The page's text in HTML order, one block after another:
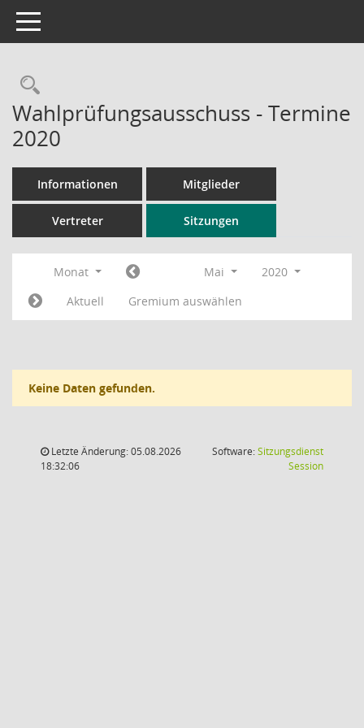
Toggle navigation
Rechercheauswahl
Wahlprüfungsausschuss - Termine
2020
Informationen Mitglieder
Vertreter Sitzungen
Monat Mai
2020
Aktuell
Gremium auswählen
Keine Daten gefunden.
Letzte Änderung: 05.08.2026
18:32:06
Software:Sitzungsdienst
Session(Wird in